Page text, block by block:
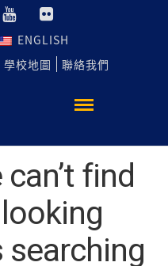
ENGLISH
學校地圖 聯絡我們
find
searching